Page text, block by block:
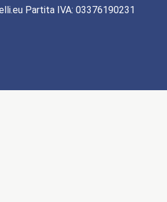
Partita IVA: 03376190231